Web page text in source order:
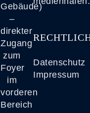
Gebäude)
–
direkter
Zugang
zum
Foyer
im
vorderen
Bereich
Datenschutz
Impressum